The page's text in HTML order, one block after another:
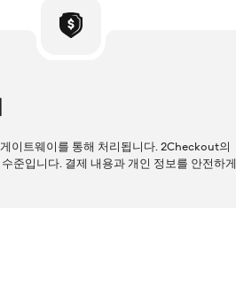
이트웨이를 통해 처리됩니다. 2Checkout의
준입니다. 결제 내용과 개인 정보를 안전하게